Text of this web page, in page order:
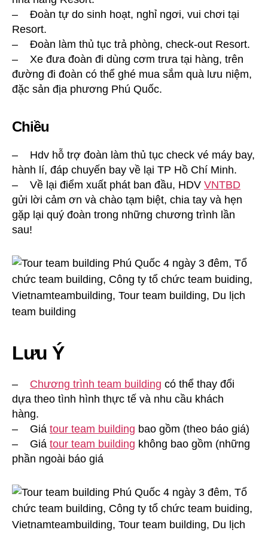
– Đoàn tự do sinh hoạt, nghỉ ngơi, vui chơi tại
Resort.
– Đoàn làm thủ tục trả phòng, check-out Resort.
– Xe đưa đoàn đi dùng cơm trưa tại hàng, trên
đường đi đoàn có thể ghé mua sắm quà lưu niệm,
đặc sản địa phương Phú Quốc.
Chiều
– Hdv hỗ trợ đoàn làm thủ tục check vé máy bay,
hành lí, đáp chuyến bay về lại TP Hồ Chí Minh.
– Về lại điểm xuất phát ban đầu, HDV VNTBD
gửi lời cảm ơn và chào tạm biệt, chia tay và hẹn
gặp lại quý đoàn trong những chương trình lần
sau!
Lưu Ý
– Chương trình team building có thể thay đổi
dựa theo tình hình thực tế và nhu cầu khách
hàng.
– Giá tour team building bao gồm (theo báo giá)
– Giá tour team building không bao gồm (những
phần ngoài báo giá